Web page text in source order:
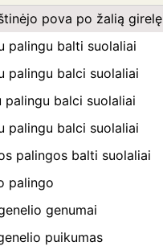
pova po žalią girelę
palingu balti suolaliai
palingu balci suolaliai
palingu balci suolaliai
palingu balci suolaliai
palingos balti suolaliai
palingo
genumai
puikumas